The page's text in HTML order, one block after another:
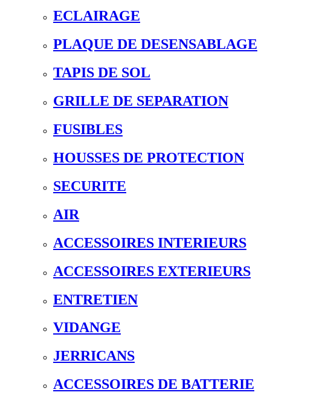
ECLAIRAGE
PLAQUE DE DESENSABLAGE
TAPIS DE SOL
GRILLE DE SEPARATION
FUSIBLES
HOUSSES DE PROTECTION
SECURITE
AIR
ACCESSOIRES INTERIEURS
ACCESSOIRES EXTERIEURS
ENTRETIEN
VIDANGE
JERRICANS
ACCESSOIRES DE BATTERIE